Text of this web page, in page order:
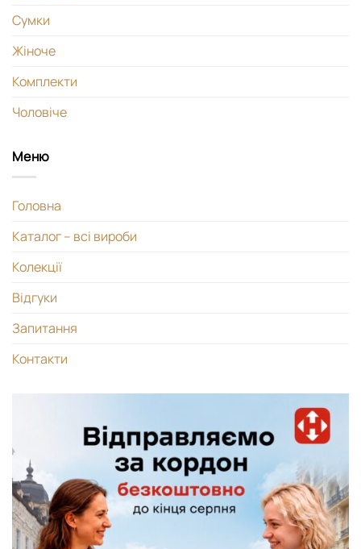
Сумки
Жіноче
Комплекти
Чоловіче
Меню
Головна
Каталог – всі вироби
Колекції
Відгуки
Запитання
Контакти